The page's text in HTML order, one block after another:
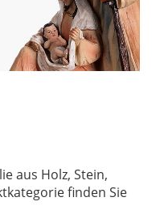
aus Holz, Stein,
finden Sie